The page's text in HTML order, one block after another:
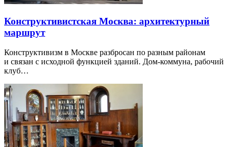
Конструктивистская Москва: архитектурный
маршрут
Конструктивизм в Москве разбросан по разным районам
и связан с исходной функцией зданий. Дом-коммуна, рабочий
клуб…